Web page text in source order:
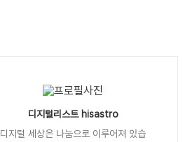
디지털리스트 hisastro
디지털 세상은 나눔으로 이루어져 있습